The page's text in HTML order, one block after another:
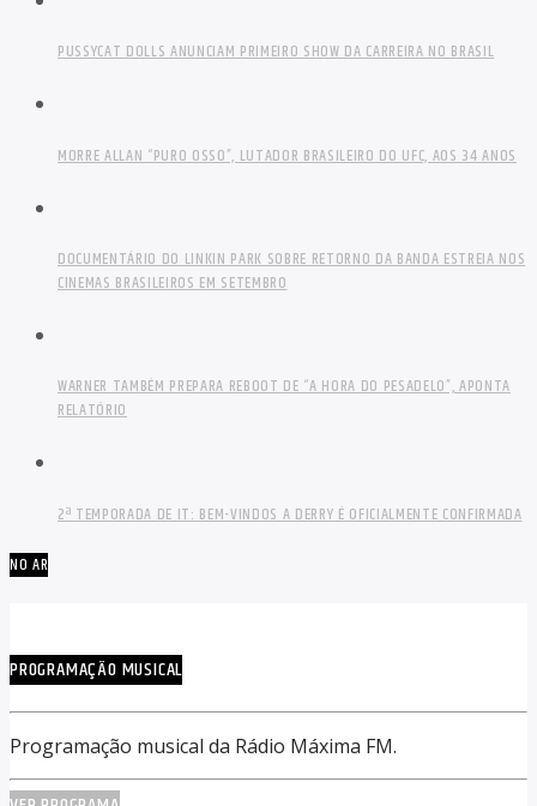
PUSSYCAT DOLLS ANUNCIAM PRIMEIRO SHOW DA CARREIRA NO BRASIL
MORRE ALLAN “PURO OSSO”, LUTADOR BRASILEIRO DO UFC, AOS 34 ANOS
DOCUMENTÁRIO DO LINKIN PARK SOBRE RETORNO DA BANDA ESTREIA NOS
CINEMAS BRASILEIROS EM SETEMBRO
WARNER TAMBÉM PREPARA REBOOT DE “A HORA DO PESADELO”, APONTA
RELATÓRIO
2ª TEMPORADA DE IT: BEM-VINDOS A DERRY É OFICIALMENTE CONFIRMADA
NO AR
PROGRAMAÇÃO MUSICAL
Programação musical da Rádio Máxima FM.